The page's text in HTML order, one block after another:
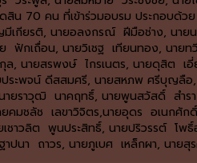
ดสิน 70 คน ที่เข้าร่วมอบรม ประกอบ
เกียรติ, นายอลงกรณ์ ฝีมือช่าง, นา
ฟักเถื่อน, นายวิเชฐ เทียนทอง, นาย
, นายสรพงษ์ ไกรเนตร, นายดุสิต เ
ระพจน์ ดีสสมศรี, นายสหภพ ศรีบุญลื
ายราวุฒิ นาคฤทธิ์, นายพูนสวัสดิ์ สำร
ยคมชลัช เลขาวิจิตร,นายอุดร อเนก
าวลิต พูนประสิทธิ์, นายปริวรรต์ โพ
ปนา ถาวร, นายภูเบศ เหล็กผา, นาย